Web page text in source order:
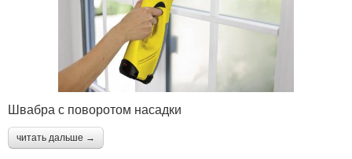
Швабра с поворотом насадки
читать дальше →